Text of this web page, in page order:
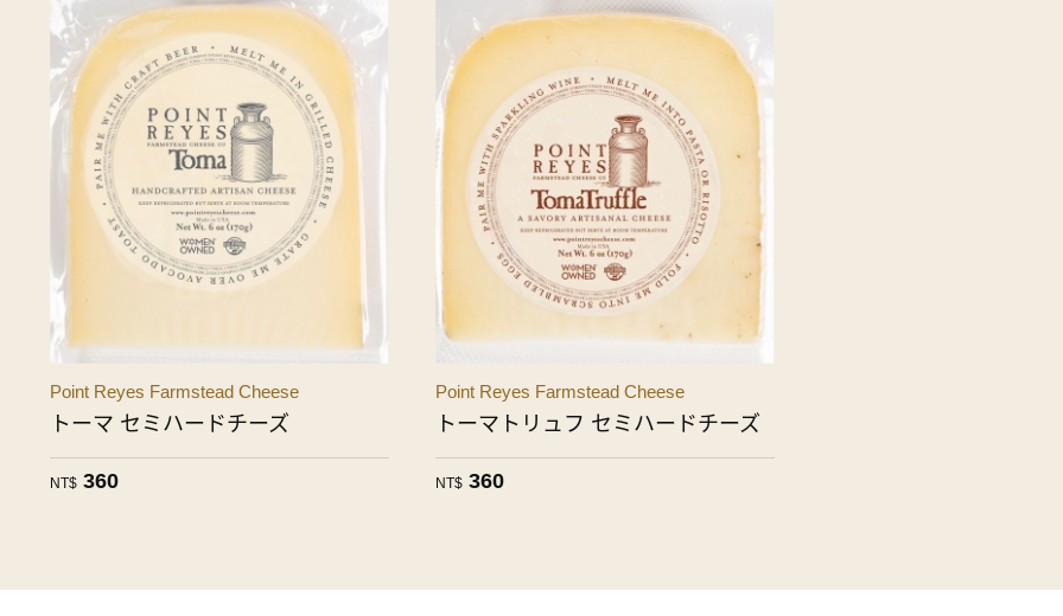
Point Reyes Farmstead Cheese
トーマ セミハードチーズ
NT$ 360
Point Reyes Farmstead Cheese
トーマトリュフ セミハードチーズ
NT$ 360